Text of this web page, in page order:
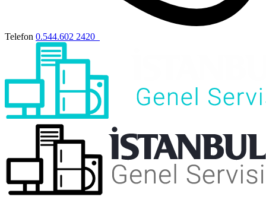
Telefon 0.544.602 2420